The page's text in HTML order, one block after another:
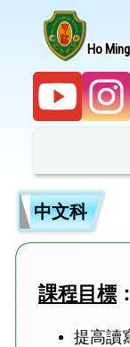
Ho
中文科
課程目標 ：
提高讀